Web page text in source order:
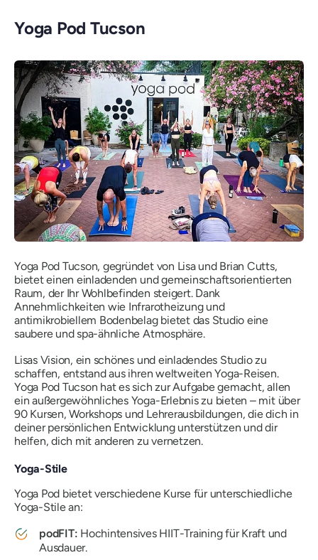
Yoga Pod Tucson
Yoga Pod Tucson, gegründet von Lisa und Brian Cutts,
bietet einen einladenden und gemeinschaftsorientierten
Raum, der Ihr Wohlbefinden steigert. Dank
Annehmlichkeiten wie Infrarotheizung und
antimikrobiellem Bodenbelag bietet das Studio eine
saubere und spa-ähnliche Atmosphäre.
Lisas Vision, ein schönes und einladendes Studio zu
schaffen, entstand aus ihren weltweiten Yoga-Reisen.
Yoga Pod Tucson hat es sich zur Aufgabe gemacht, allen
ein außergewöhnliches Yoga-Erlebnis zu bieten – mit über
90 Kursen, Workshops und Lehrerausbildungen, die dich in
deiner persönlichen Entwicklung unterstützen und dir
helfen, dich mit anderen zu vernetzen.
Yoga-Stile
Yoga Pod bietet verschiedene Kurse für unterschiedliche
Yoga-Stile an:
podFIT: Hochintensives HIIT-Training für Kraft und
Ausdauer.